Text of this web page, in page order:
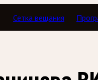
Сетка вещания
Новости